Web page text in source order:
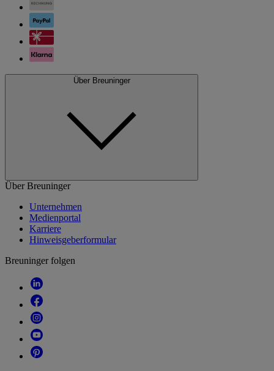
Über Breuninger
Über Breuninger
Unternehmen
Medienportal
Karriere
Hinweisgeberformular
Breuninger folgen